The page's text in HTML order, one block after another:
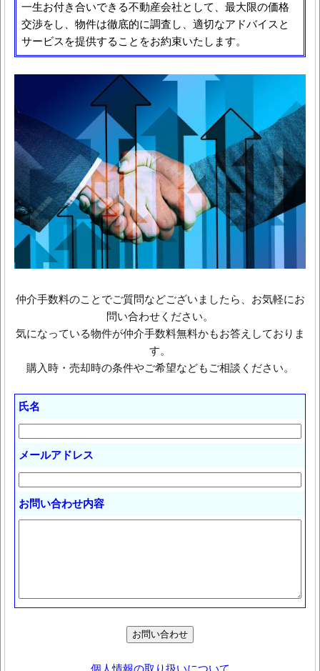
一生お付き合いできる不動産会社として、最大限の価格
交渉をし、物件は徹底的に調査し、適切なアドバイスと
サービスを提供することをお約束いたします。
仲介手数料のことでご質問などございましたら、お気軽にお
問い合わせください。
気になっている物件が仲介手数料無料かもお答えしておりま
す。
購入時・売却時の条件やご希望などもご相談ください。
氏名
メールアドレス
お問い合わせ内容
個人情報の取り扱いについて